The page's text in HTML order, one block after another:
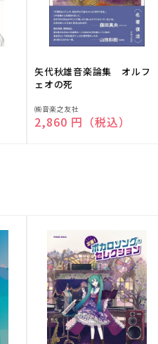
矢代秋雄音楽論集 オルフ
ェオの死
販
売
㈱音楽之友社
通常価格
2,860 円（税込）